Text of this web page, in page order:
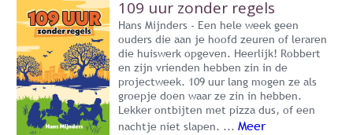
109 uur zonder regels
Hans Mijnders - Een hele week geen
ouders die aan je hoofd zeuren of leraren
die huiswerk opgeven. Heerlijk! Robbert
en zijn vrienden hebben zin in de
projectweek. 109 uur lang mogen ze als
groepje doen waar ze zin in hebben.
Lekker ontbijten met pizza dus, of een
nachtje niet slapen. ... Meer